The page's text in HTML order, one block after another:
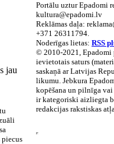
jau
Portālu uztur Epadomi
kultura@epadomi.lv
Reklāmas daļa:
+371 26311794.
Noderīgas lietas: RSS
© 2010-2021, Epadomi
ievietotais saturs
saskaņā ar Latvijas
likumu. Jebkura
kopēšana un pilnīga
ir kategoriski aizliegta
redakcijas rakstiskas